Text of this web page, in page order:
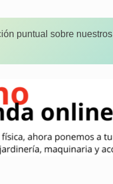
puntual sobre nuestros